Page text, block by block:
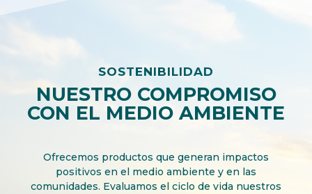
SOSTENIBILIDAD
NUESTRO COMPROMISO
CON EL MEDIO AMBIENTE
Ofrecemos productos que generan impactos
positivos en el medio ambiente y en las
comunidades. Evaluamos el ciclo de vida nuestros